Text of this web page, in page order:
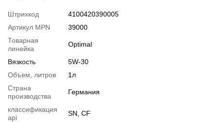
Штрихкод
4100420390005
Артикул MPN
39000
Товарная
линейка
Optimal
Вязкость
5W-30
Объем, литров
1л
Страна
производства
Германия
классификация
api
SN, CF